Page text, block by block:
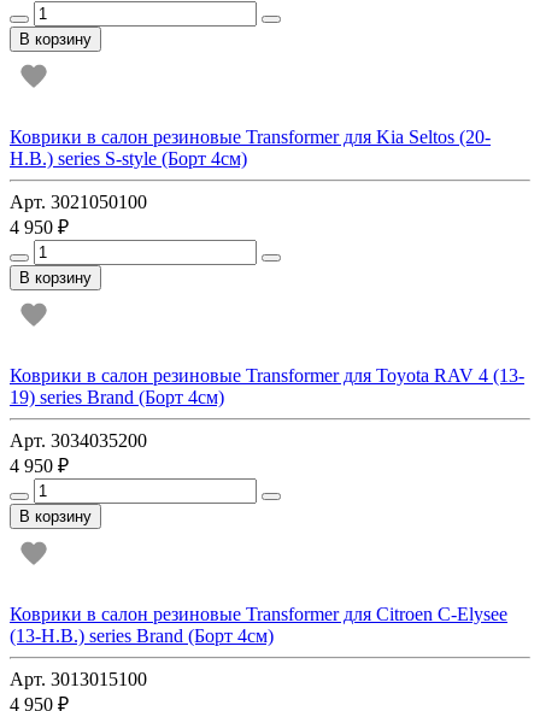
В корзину
Коврики в салон резиновые Transformer для Kia Seltos (20-
Н.В.) series S-style (Борт 4см)
Арт. 3021050100
4 950 ₽
В корзину
Коврики в салон резиновые Transformer для Toyota RAV 4 (13-
19) series Brand (Борт 4см)
Арт. 3034035200
4 950 ₽
В корзину
Коврики в салон резиновые Transformer для Citroen C-Elysee
(13-Н.В.) series Brand (Борт 4см)
Арт. 3013015100
4 950 ₽